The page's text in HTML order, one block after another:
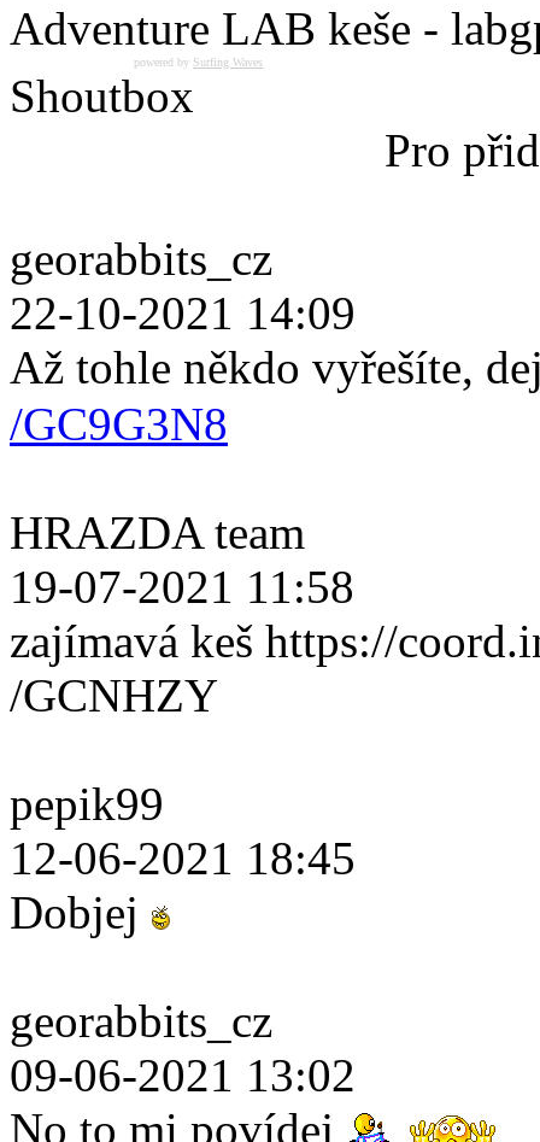
Adventure LAB keše -
powered by Surfing Waves
Shoutbox
Pro
georabbits_cz
22-10-2021 14:09
Až tohle někdo vyřešíte,
/GC9G3N8
HRAZDA team
19-07-2021 11:58
zajímavá keš https://
/GCNHZY
pepik99
12-06-2021 18:45
Dobjej
georabbits_cz
09-06-2021 13:02
No to mi povídej